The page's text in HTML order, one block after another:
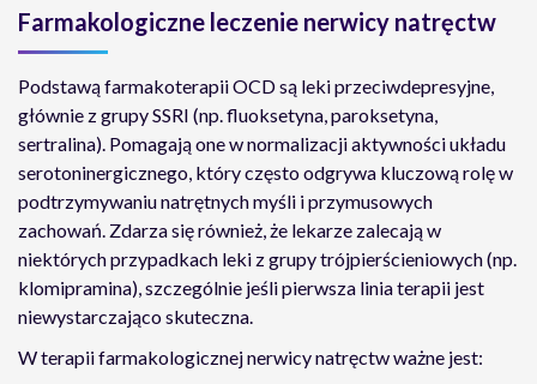
Farmakologiczne leczenie nerwicy natręctw
Podstawą farmakoterapii OCD są leki przeciwdepresyjne,
głównie z grupy SSRI (np. fluoksetyna, paroksetyna,
sertralina). Pomagają one w normalizacji aktywności układu
serotoninergicznego, który często odgrywa kluczową rolę w
podtrzymywaniu natrętnych myśli i przymusowych
zachowań. Zdarza się również, że lekarze zalecają w
niektórych przypadkach leki z grupy trójpierścieniowych (np.
klomipramina), szczególnie jeśli pierwsza linia terapii jest
niewystarczająco skuteczna.
W terapii farmakologicznej nerwicy natręctw ważne jest: